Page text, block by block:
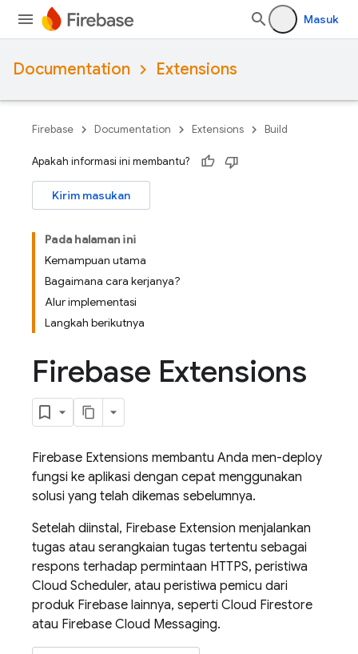
Masuk
Documentation Extensions
Firebase Documentation Extensions Build
Apakah informasi ini membantu?
Kirim masukan
Pada halaman ini
Kemampuan utama
Bagaimana cara kerjanya?
Alur implementasi
Langkah berikutnya
Firebase Extensions
Firebase Extensions membantu Anda men-deploy
fungsi ke aplikasi dengan cepat menggunakan
solusi yang telah dikemas sebelumnya.
Setelah diinstal, Firebase Extension menjalankan
tugas atau serangkaian tugas tertentu sebagai
respons terhadap permintaan HTTPS, peristiwa
Cloud Scheduler, atau peristiwa pemicu dari
produk Firebase lainnya, seperti Cloud Firestore
atau Firebase Cloud Messaging.